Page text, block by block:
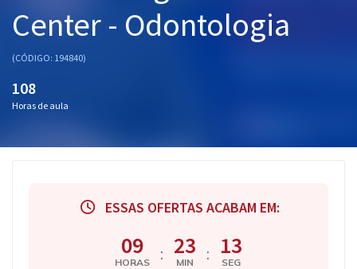
Pós
OAB
Center - Odontologia
(CÓDIGO: 194840)
108
Horas de aula
ESSAS OFERTAS ACABAM EM:
09
HORAS : 23
MIN : 12
SEG